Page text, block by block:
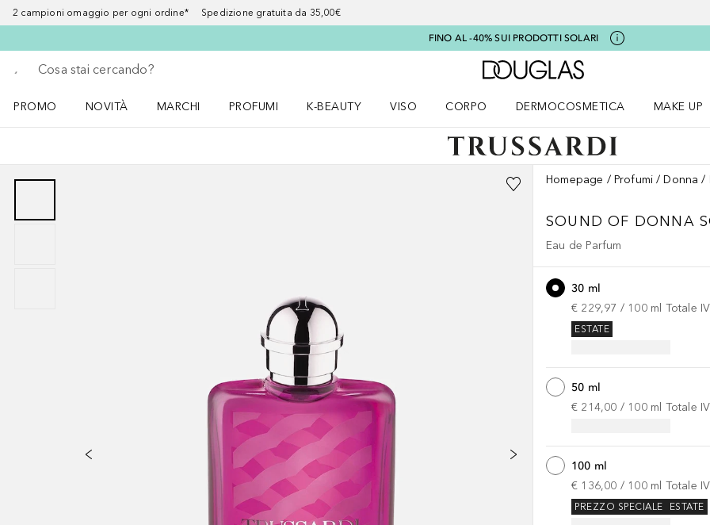
2 campioni omaggio per ogni ordine* Spedizione gratuita da 35,00€
FINO AL -40% SUI PRODOTTI SOLARI
Torna indietro
Esegui ricerca
A Douglas Home
PROMO
NOVITÀ
MARCHI
PROFUMI
K-BEAUTY
VISO
CORPO
DERMOCOSMETICA
MAKE UP
Homepage Profumi Donna
SOUND OF DONNA
Eau de Parfum
30 ml
€ 229,97 / 100 ml Totale
ESTATE
50 ml
€ 214,00 / 100 ml Totale
100 ml
€ 136,00 / 100 ml Totale
ESTATE
PREZZO SPECIALE